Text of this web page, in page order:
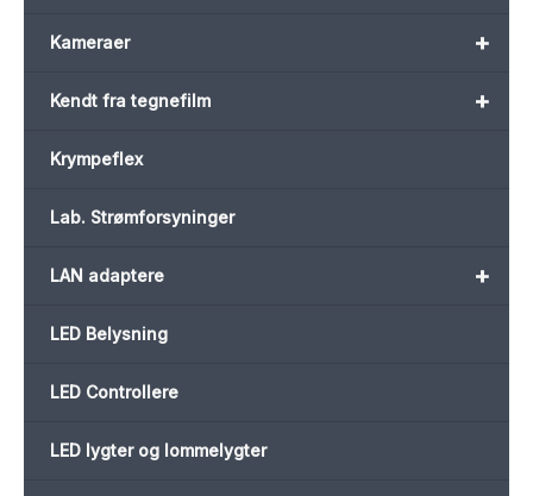
+
Kameraer
+
Kendt fra tegnefilm
Krympeflex
Lab. Strømforsyninger
+
LAN adaptere
LED Belysning
LED Controllere
LED lygter og lommelygter